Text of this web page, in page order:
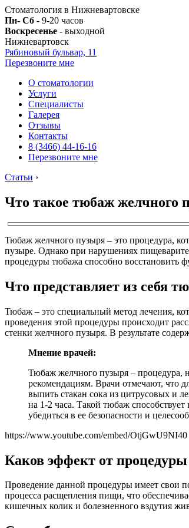
Стоматология в Нижневартовске
Пн- Сб - 9-20 часов
Воскресенье - выходной
Нижневартовск
Рябиновый бульвар, 11
Перезвоните мне
О стоматологии
Услуги
Специалисты
Галерея
Отзывы
Контакты
8 (3466) 44-16-16
Перезвоните мне
Статьи ›
Что такое тюбаж желчного
Тюбаж желчного пузыря – это процедура,
пузыре. Однако при нарушениях
процедуры тюбажа способно восстановить
Что представляет из себя
Тюбаж – это специальный метод лечения,
проведения этой процедуры происходит
стенки желчного пузыря. В результате
Мнение врачей:
Тюбаж желчного пузыря – процедура,
рекомендациям. Врачи отмечают, что
выпить стакан сока из цитрусовых и
на 1-2 часа. Такой тюбаж
убедиться в ее безопасности и
https://www.youtube.com/embed/OtjGwU9NI40
Каков эффект от процедуры
Проведение данной процедуры имеет свои
процесса расщепления пищи, что
кишечных колик и болезненного вздутия